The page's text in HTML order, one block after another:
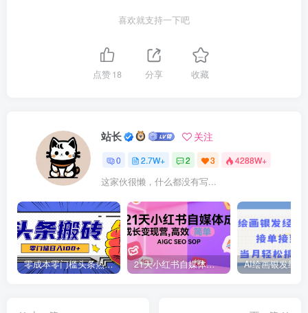
喜欢就支持一下吧
点赞18 分享 收藏
站长 关注
0 2.7W+ 2 3 4288W+
这家伙很懒，什么都没有写...
零成本零门槛头条热点搬运术，零门槛日入100+，工具+教程全部附上 21天小红书自媒体成长变现营，高效 简单 AIGC SEO SOP